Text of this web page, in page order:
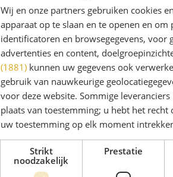
Wij en onze partners gebruiken cookies
apparaat op te slaan en te openen en
identificatoren en browsegegevens, voor
advertenties en content,
(1881)kunnen uw gegevens ook
gebruik van nauwkeurige
voor deze website. Sommige
plaats van toestemming; u hebt het
uw toestemming op elk moment
Strikt
noodzakelijk
Prestatie